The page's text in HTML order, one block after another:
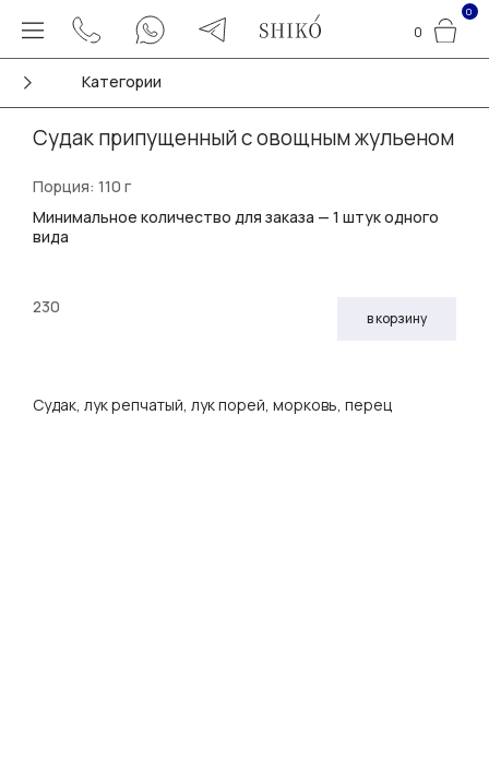
0
0
Категории
Судак припущенный с овощным жульеном
Порция: 110 г
Минимальное количество для заказа — 1 штук одного
вида
230
в корзину
Судак, лук репчатый, лук порей, морковь, перец